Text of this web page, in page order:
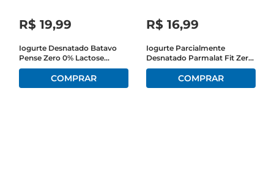
R$ 19,99
Iogurte Desnatado Batavo
Pense Zero 0% Lactose
Mamão 1,15Kg Embalagem
Econômica
R$ 16,99
Iogurte Parcialmente
Desnatado Parmalat Fit Zero
Lactose Sem Açúcar10g
Proteínas Coco 400g Com 4
Unidades